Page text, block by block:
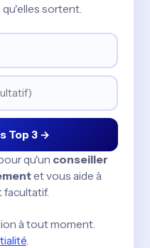
sortent.
Top 3 →
qu'un conseiller
et vous aide à
facultatif.
à tout moment.
.